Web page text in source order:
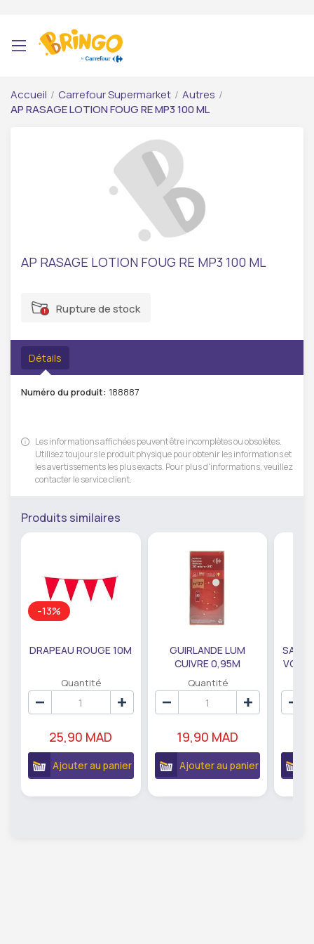
Accueil / Carrefour Supermarket / Autres /
AP RASAGE LOTION FOUG RE MP3 100 ML
AP RASAGE LOTION FOUG RE MP3 100 ML
Rupture de stock
Détails
Numéro du produit: 188887
Les informations affichées peuvent être incomplètes ou obsolètes.
Utilisez toujours le produit physique pour obtenir les informations et
les avertissements les plus exacts. Pour plus d'informations, veuillez
contacter le service client.
Produits similaires
-13%
DRAPEAU ROUGE 10M
Quantité
25,90 MAD
Ajouter au panier
GUIRLANDE LUM
CUIVRE 0,95M
DE79207
Quantité
19,90 MAD
Ajouter au panier